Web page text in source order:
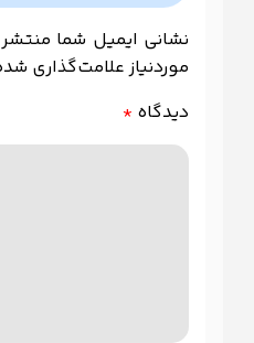
نشانی ایمیل شما منتشر
موردنیاز علامت‌گذاری
دیدگاه*